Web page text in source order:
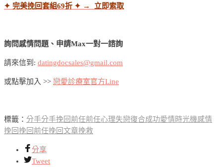
✦ 完美挽回套組69折 ✦ → 立即索取
詢問感情問題、申請Max一對一諮詢
請來信到: datingdocsales@gmail.com
或點擊加入 >> 戀愛診療室官方Line
標籤： 分手分手挽回 前任前任心理失戀復合成功愛情時光機感情
挽回 挽回前任挽回文章挽救
分享
Tweet